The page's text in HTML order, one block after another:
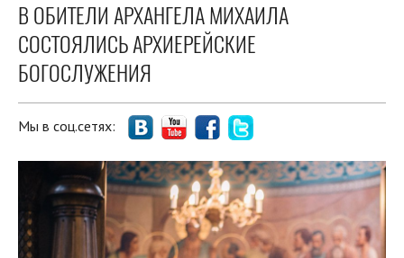
В ОБИТЕЛИ АРХАНГЕЛА МИХАИЛА
СОСТОЯЛИСЬ АРХИЕРЕЙСКИЕ
БОГОСЛУЖЕНИЯ
Мы в соц.сетях: